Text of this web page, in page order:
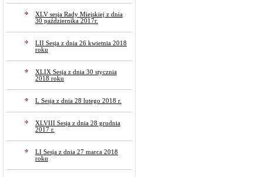
XLV sesja Rady Miejskiej z dnia
30 października 2017r.
LII Sesja z dnia 26 kwietnia 2018
roku
XLIX Sesja z dnia 30 stycznia
2018 roku
L Sesja z dnia 28 lutego 2018 r.
XLVIII Sesja z dnia 28 grudnia
2017 r.
LI Sesja z dnia 27 marca 2018
roku